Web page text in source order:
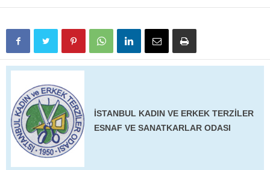
İSTANBUL KADIN VE ERKEK TERZİLER
ESNAF VE SANATKARLAR ODASI